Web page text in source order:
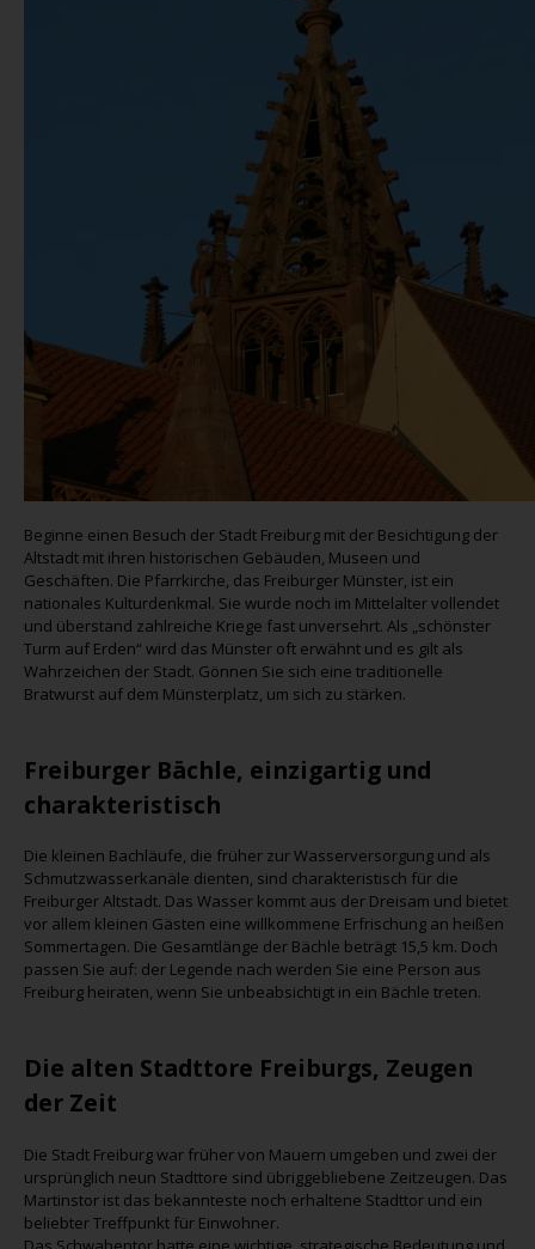
Beginne einen Besuch der Stadt Freiburg mit der Besichtigung der
Altstadt mit ihren historischen Gebäuden, Museen und
Geschäften. Die Pfarrkirche, das Freiburger Münster, ist ein
nationales Kulturdenkmal. Sie wurde noch im Mittelalter vollendet
und überstand zahlreiche Kriege fast unversehrt. Als „schönster
Turm auf Erden“ wird das Münster oft erwähnt und es gilt als
Wahrzeichen der Stadt. Gönnen Sie sich eine traditionelle
Bratwurst auf dem Münsterplatz, um sich zu stärken.
Freiburger Bächle, einzigartig und
charakteristisch
Die kleinen Bachläufe, die früher zur Wasserversorgung und als
Schmutzwasserkanäle dienten, sind charakteristisch für die
Freiburger Altstadt. Das Wasser kommt aus der Dreisam und bietet
vor allem kleinen Gästen eine willkommene Erfrischung an heißen
Sommertagen. Die Gesamtlänge der Bächle beträgt 15,5 km. Doch
passen Sie auf: der Legende nach werden Sie eine Person aus
Freiburg heiraten, wenn Sie unbeabsichtigt in ein Bächle treten.
Die alten Stadttore Freiburgs, Zeugen
der Zeit
Die Stadt Freiburg war früher von Mauern umgeben und zwei der
ursprünglich neun Stadttore sind übriggebliebene Zeitzeugen. Das
Martinstor ist das bekannteste noch erhaltene Stadttor und ein
beliebter Treffpunkt für Einwohner.